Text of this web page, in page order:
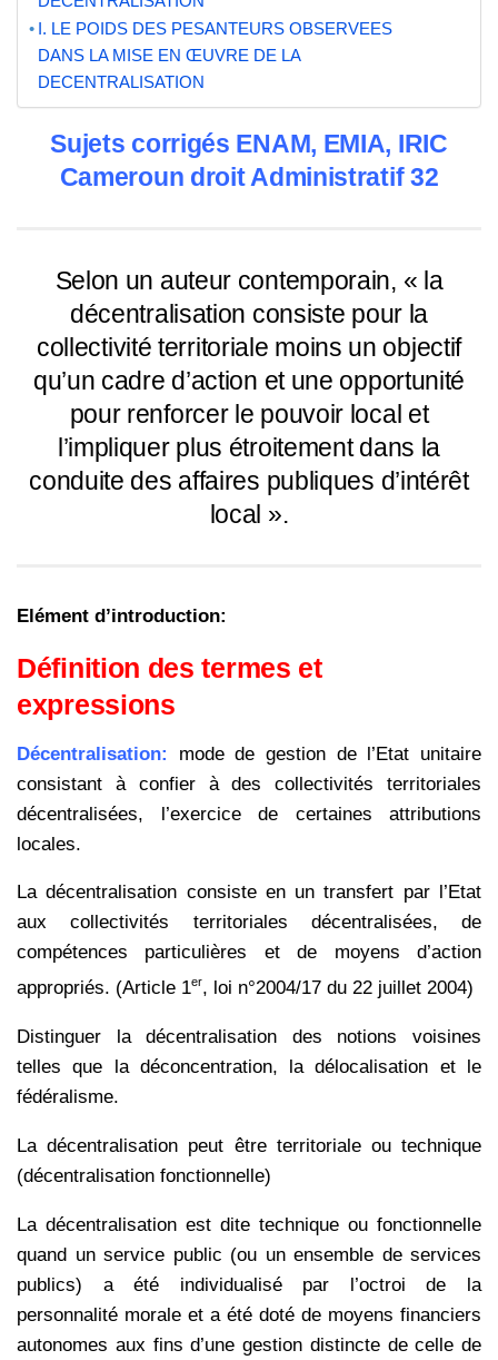
I. LE POIDS DES PESANTEURS OBSERVEES
DANS LA MISE EN ŒUVRE DE LA
DECENTRALISATION
Sujets corrigés ENAM, EMIA, IRIC
Cameroun droit Administratif 32
Selon un auteur contemporain, « la
décentralisation consiste pour la
collectivité territoriale moins un objectif
qu’un cadre d’action et une opportunité
pour renforcer le pouvoir local et
l’impliquer plus étroitement dans la
conduite des affaires publiques d’intérêt
local ».
Elément d’introduction:
Définition des termes et
expressions
Décentralisation: mode de gestion de l’Etat unitaire
consistant à confier à des collectivités territoriales
décentralisées, l’exercice de certaines attributions
locales.
La décentralisation consiste en un transfert par l’Etat
aux collectivités territoriales décentralisées, de
compétences particulières et de moyens d’action
appropriés. (Article 1er, loi n°2004/17 du 22 juillet 2004)
Distinguer la décentralisation des notions voisines
telles que la déconcentration, la délocalisation et le
fédéralisme.
La décentralisation peut être territoriale ou technique
(décentralisation fonctionnelle)
La décentralisation est dite technique ou fonctionnelle
quand un service public (ou un ensemble de services
publics) a été individualisé par l’octroi de la
personnalité morale et a été doté de moyens financiers
autonomes aux fins d’une gestion distincte de celle de